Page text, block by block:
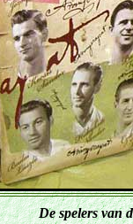
De spelers van